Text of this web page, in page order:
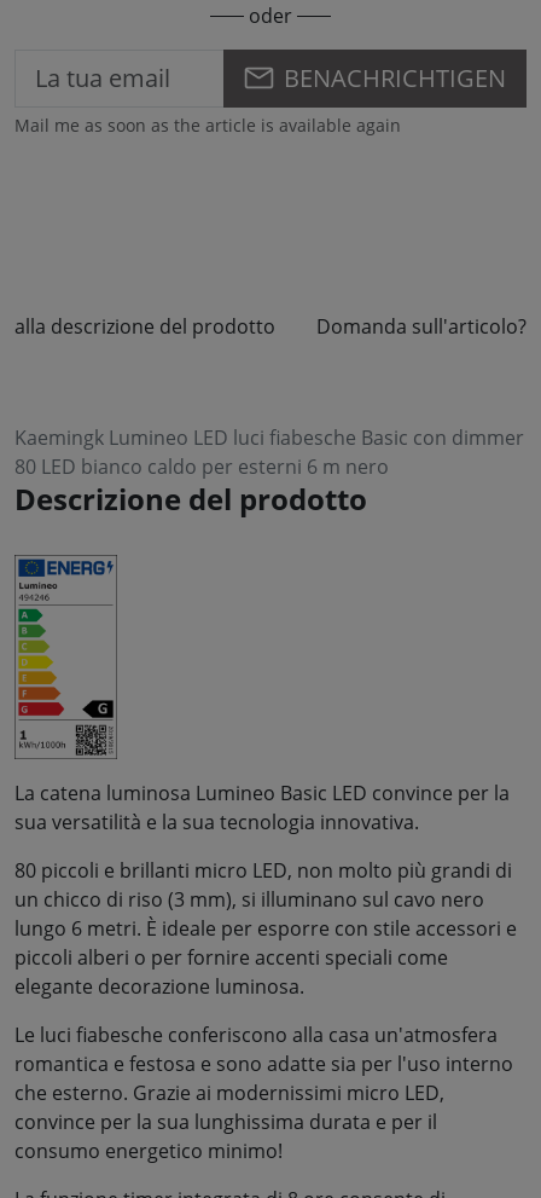
oder
BENACHRICHTIGEN
Mail me as soon as the article is available again
alla descrizione del prodotto Domanda sull'articolo?
Kaemingk Lumineo LED luci fiabesche Basic con dimmer
80 LED bianco caldo per esterni 6 m nero
Descrizione del prodotto
La catena luminosa Lumineo Basic LED convince per la
sua versatilità e la sua tecnologia innovativa.
80 piccoli e brillanti micro LED, non molto più grandi di
un chicco di riso (3 mm), si illuminano sul cavo nero
lungo 6 metri. È ideale per esporre con stile accessori e
piccoli alberi o per fornire accenti speciali come
elegante decorazione luminosa.
Le luci fiabesche conferiscono alla casa un'atmosfera
romantica e festosa e sono adatte sia per l'uso interno
che esterno. Grazie ai modernissimi micro LED,
convince per la sua lunghissima durata e per il
consumo energetico minimo!